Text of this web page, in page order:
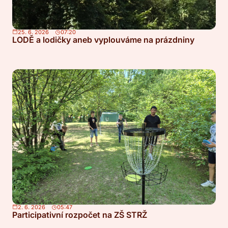
25. 6. 2026 07:20
LODĚ a lodičky aneb vyplouváme na prázdniny
2. 6. 2026 05:47
Participativní rozpočet na ZŠ STRŽ